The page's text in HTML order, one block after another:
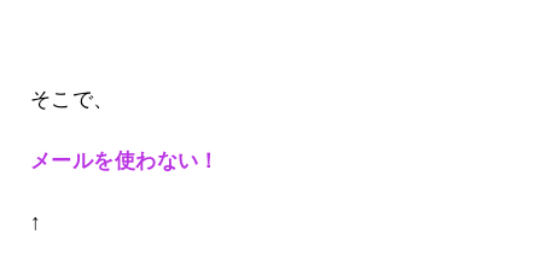
そこで、
メールを使わない！
↑